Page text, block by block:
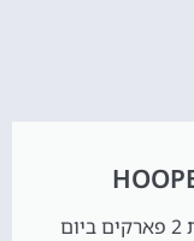
כרטיסי כניסה הופר מאפשרים לראות 2 פארקים ביום